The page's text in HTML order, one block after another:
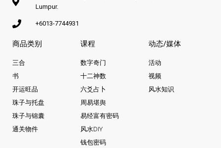
Lumpur.
+6013-7744931
商品类别
三合
书
开运旺品
珠子与托盘
珠子与锦囊
通关物件
课程
数字奇门
十二神数
六爻占卜
周易堪舆
易经富有密码
风水DIY
钱包密码
动态/媒体
活动
视频
风水知识